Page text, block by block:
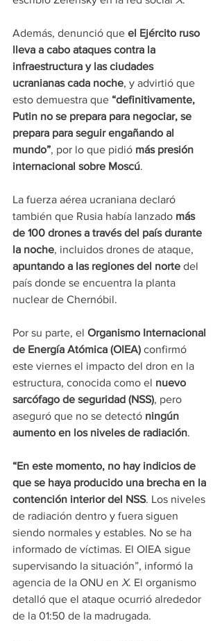
Además, denunció que el Ejército ruso
lleva a cabo ataques contra la
infraestructura y las ciudades
ucranianas cada noche, y advirtió que
esto demuestra que “definitivamente,
Putin no se prepara para negociar, se
prepara para seguir engañando al
mundo”, por lo que pidió más presión
internacional sobre Moscú.
La fuerza aérea ucraniana declaró
también que Rusia había lanzado más
de 100 drones a través del país durante
la noche, incluidos drones de ataque,
apuntando a las regiones del norte del
país donde se encuentra la planta
nuclear de Chernóbil.
Por su parte, el Organismo Internacional
de Energía Atómica (OIEA) confirmó
este viernes el impacto del dron en la
estructura, conocida como el nuevo
sarcófago de seguridad (NSS), pero
aseguró que no se detectó ningún
aumento en los niveles de radiación.
“En este momento, no hay indicios de
que se haya producido una brecha en la
contención interior del NSS. Los niveles
de radiación dentro y fuera siguen
siendo normales y estables. No se ha
informado de víctimas. El OIEA sigue
supervisando la situación”, informó la
agencia de la ONU en X. El organismo
detalló que el ataque ocurrió alrededor
de la 01:50 de la madrugada.